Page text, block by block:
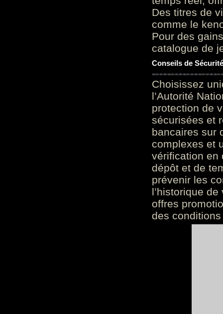
Des titres de
comme le
Pour des
catalogue de
Conseils de
Choisissez
l’Autorité
protection de
sécurisées et
bancaires sur
complexes et
vérification en
dépôt et de
prévenir les
l’historique
offres
des